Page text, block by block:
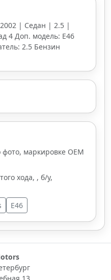
| Седан | 2.5 |
4 Доп. модель: E46
2.5 Бензин
маркировке OEM
хода, , б/у,
E46